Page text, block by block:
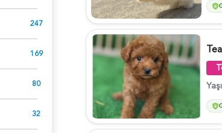
247
169
80
32